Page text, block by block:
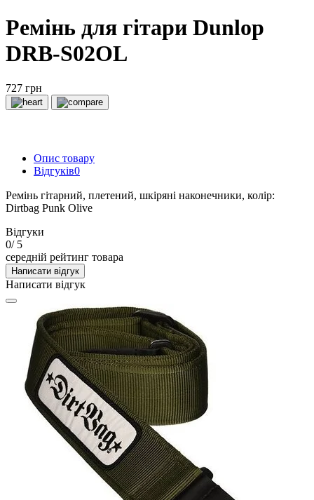
Ремінь для гітари Dunlop
DRB-S02OL
727 грн
Опис товару
Відгуків0
Ремінь гітарний, плетений, шкіряні наконечники, колір:
Dirtbag Punk Olive
Відгуки
0/ 5
середній рейтинг товара
Написати відгук
Написати відгук